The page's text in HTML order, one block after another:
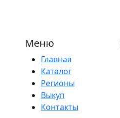
Меню
Главная
Каталог
Регионы
Выкуп
Контакты